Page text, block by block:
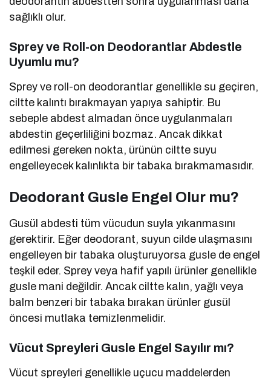
sağlıklı olur.
Sprey ve Roll-on Deodorantlar Abdestle
Uyumlu mu?
Sprey ve roll-on deodorantlar genellikle su geçiren,
ciltte kalıntı bırakmayan yapıya sahiptir. Bu
sebeple abdest almadan önce uygulanmaları
abdestin geçerliliğini bozmaz. Ancak dikkat
edilmesi gereken nokta, ürünün ciltte suyu
engelleyecek kalınlıkta bir tabaka bırakmamasıdır.
Deodorant Gusle Engel Olur mu?
Gusül abdesti tüm vücudun suyla yıkanmasını
gerektirir. Eğer deodorant, suyun cilde ulaşmasını
engelleyen bir tabaka oluşturuyorsa gusle de engel
teşkil eder. Sprey veya hafif yapılı ürünler genellikle
gusle mani değildir. Ancak ciltte kalın, yağlı veya
balm benzeri bir tabaka bırakan ürünler gusül
öncesi mutlaka temizlenmelidir.
Vücut Spreyleri Gusle Engel Sayılır mı?
Vücut spreyleri genellikle uçucu maddelerden